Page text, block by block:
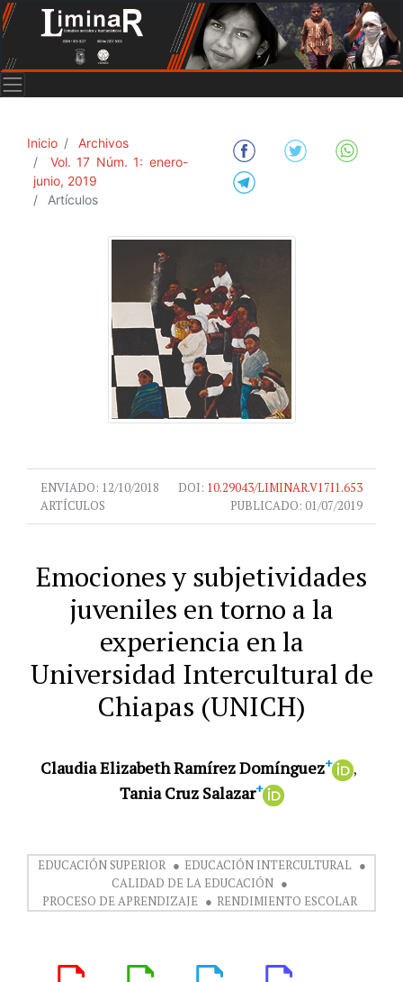
Inicio
Archivos
Vol. 17 Núm. 1: enero-
junio, 2019
Artículos
ENVIADO: 12/10/2018 DOI: 10.29043/LIMINAR.V17I1.653
ARTÍCULOS
PUBLICADO: 01/07/2019
Emociones y subjetividades
juveniles en torno a la
experiencia en la
Universidad Intercultural de
Chiapas (UNICH)
Claudia Elizabeth Ramírez Domínguez+
Tania Cruz Salazar+
EDUCACIÓN SUPERIOR
EDUCACIÓN INTERCULTURAL
CALIDAD DE LA EDUCACIÓN
PROCESO DE APRENDIZAJE
RENDIMIENTO ESCOLAR